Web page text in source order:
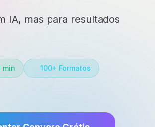
IA, mas para resultados
min 100+ Formatos